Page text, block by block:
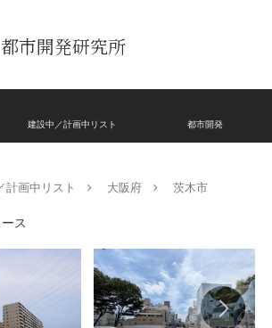
市開発研究所
建設中／計画中リスト 都市開発
計画中リスト 大阪府 茨木市
ス